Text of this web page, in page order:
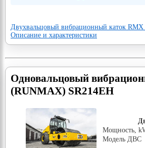
Двухвальцовый вибрационный каток
Описание и характеристики
Одновальцовый
(RUNMAX) SR214EH
Мощность,
Модель ДВС